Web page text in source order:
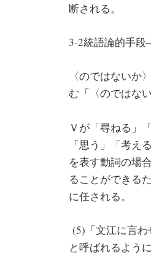
断される。
3-2統語論的手
〈のではない
む「〈のではな
Ｖが「尋ねる」
「思う」「考
を表す動詞の場
ることができる
に任される。
(5)「文江に言
と呼ばれるよう